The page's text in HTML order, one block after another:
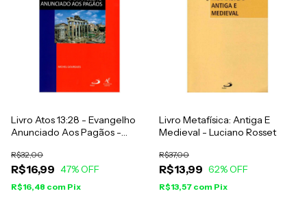
Livro Atos 13:28 - Evangelho
Anunciado Aos Pagãos -
R$16,99
R$32,00
47% OFF
R$16,48 com Pix
Livro Metafísica: Antiga E
Medieval - Luciano Rosset
R$13,99
R$37,00
62% OFF
R$13,57 com Pix